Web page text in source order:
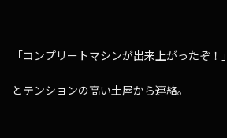
「コンプリートマシンが出来上がったぞ！」
とテンションの高い土屋から連絡。